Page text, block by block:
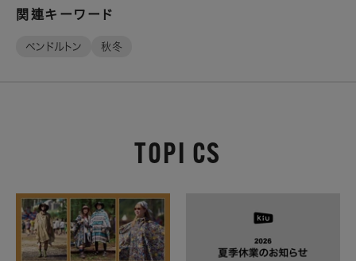
関連キーワード
ペンドルトン 秋冬
TOPI CS